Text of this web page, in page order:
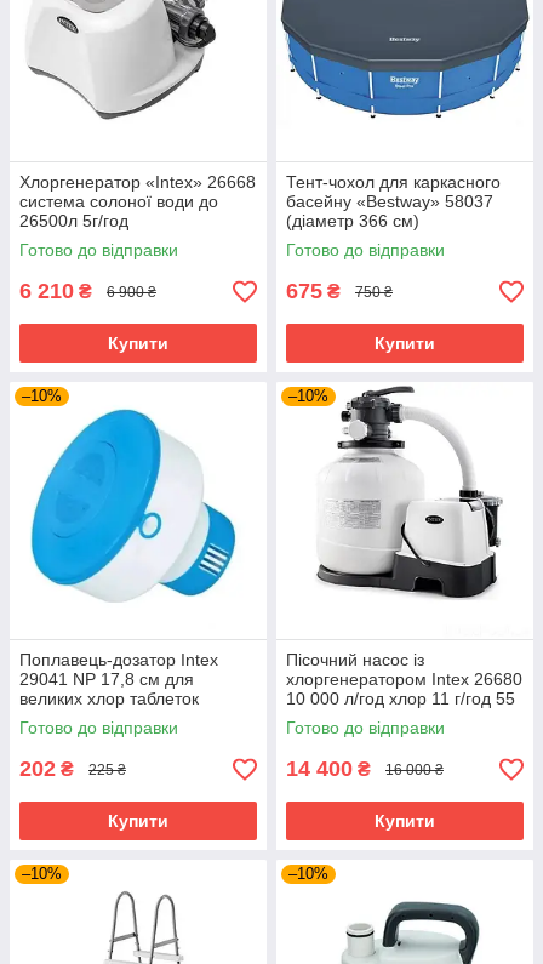
Хлоргенератор «Intex» 26668
система солоної води до
26500л 5г/год
Готово до відправки
6 210 ₴ 6 900 ₴
Купити
Тент-чохол для каркасного
басейну «Bestway» 58037
(діаметр 366 см)
Готово до відправки
675 ₴ 750 ₴
Купити
–10%
Поплавець-дозатор Intex
29041 NP 17,8 см для
великих хлор таблеток
Готово до відправки
202 ₴ 225 ₴
Купити
–10%
Пісочний насос із
хлоргенератором Intex 26680
10 000 л/год хлор 11 г/год 55
кг
Готово до відправки
14 400 ₴ 16 000 ₴
Купити
–10% –10%